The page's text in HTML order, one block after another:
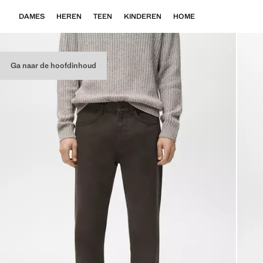
Ga naar de hoofdinhoud
DAMES HEREN TEEN KINDEREN HOME